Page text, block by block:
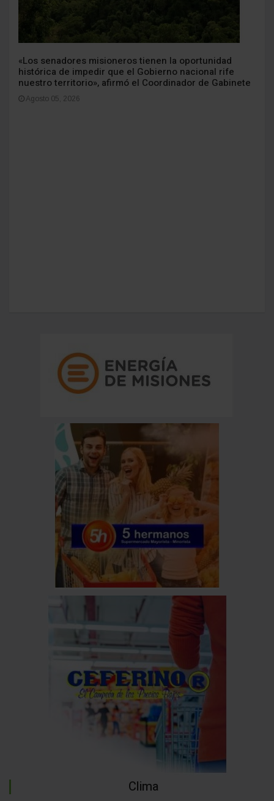
«Los senadores misioneros tienen la oportunidad
histórica de impedir que el Gobierno nacional rife
nuestro territorio», afirmó el Coordinador de Gabinete
Agosto 05, 2026
Clima